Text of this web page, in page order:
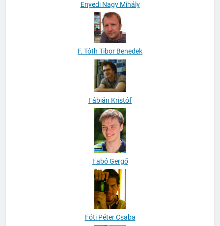
Enyedi Nagy Mihály
F. Tóth Tibor Benedek
Fábián Kristóf
Fabó Gergő
Fóti Péter Csaba